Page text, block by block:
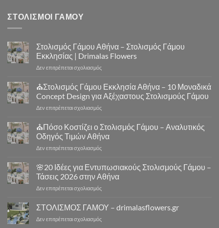
ΣΤΟΛΙΣΜΟΙ ΓΑΜΟΥ
Στολισμός Γάμου Αθήνα – Στολισμός Γάμου
Εκκλησίας | Drimalas Flowers
Δεν επιτρέπεται σχολιασμόςστο
Γάμου
Αθήνα
–
Στολισμός
Εκκλησίας
|
Flowers
⛪Στολισμός Γάμου Εκκλησία Αθήνα – 10 Μοναδικά
Concept Design για Αξέχαστους Στολισμούς Γάμου
Δεν επιτρέπεται σχολιασμόςστο
Στολισμός
Εκκλησία
Αθήνα
10
Μοναδικά
Concept
Design
Αξέχαστους
Γάμου
⛪Πόσο Κοστίζει ο Στολισμός Γάμου – Αναλυτικός
Οδηγός Τιμών Αθήνα
Δεν επιτρέπεται σχολιασμόςστο
Κοστίζει
ο
Στολισμός
–
Οδηγός
🌸20 Ιδέες για Εντυπωσιακούς Στολισμούς Γάμου –
Τάσεις 2026 στην Αθήνα
Δεν επιτρέπεται σχολιασμόςστο
20
για
ΣΤΟΛΙΣΜΟΣ ΓΑΜΟΥ – drimalasflowers.gr
Δεν επιτρέπεται σχολιασμόςστο